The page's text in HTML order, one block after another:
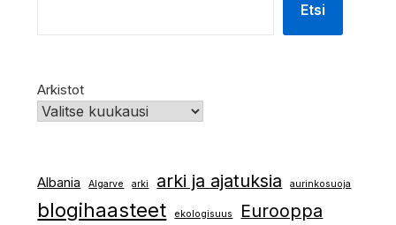
Etsi
Arkistot
Albania Algarve arki arki ja ajatuksia aurinkosuoja
blogihaasteet ekologisuus Eurooppa